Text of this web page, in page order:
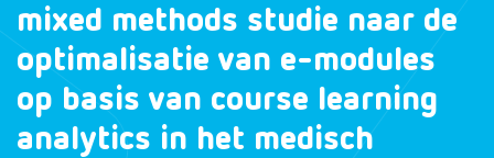
mixed methods studie naar de
optimalisatie van e-modules
op basis van course learning
analytics in het medisch